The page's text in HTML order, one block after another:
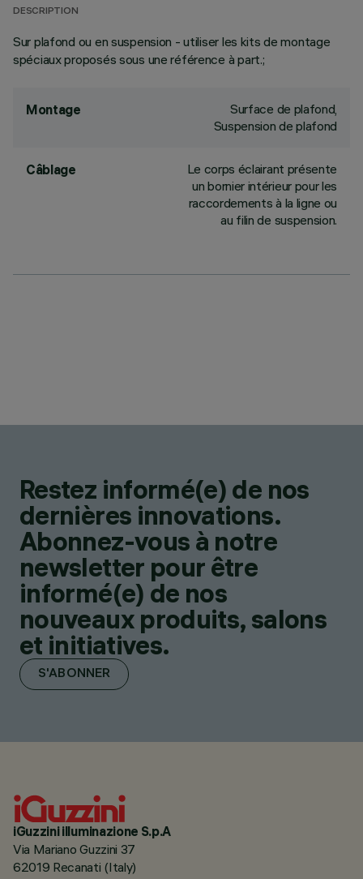
DESCRIPTION
Sur plafond ou en suspension - utiliser les kits de montage
spéciaux proposés sous une référence à part.;
Montage
Surface de plafond,
Suspension de plafond
Câblage
Le corps éclairant présente
un bornier intérieur pour les
raccordements à la ligne ou
au filin de suspension.
Restez informé(e) de nos
dernières innovations.
Abonnez-vous à notre
newsletter pour être
informé(e) de nos
nouveaux produits, salons
et initiatives.
S'ABONNER
iGuzzini illuminazione S.p.A
Via Mariano Guzzini 37
62019 Recanati (Italy)